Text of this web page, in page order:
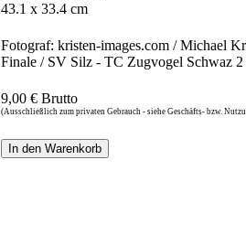
43.1 x 33.4 cm
Fotograf: kristen-images.com / Michael
Finale / SV Silz - TC Zugvogel Schwaz
9,00 € Brutto
(Ausschließlich zum privaten Gebrauch - siehe Geschäfts- bzw.